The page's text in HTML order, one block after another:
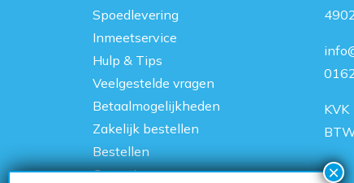
Spoedlevering
Inmeetservice
Hulp & Tips
Veelgestelde vragen
Betaalmogelijkheden
Zakelijk bestellen
Bestellen
Garantie